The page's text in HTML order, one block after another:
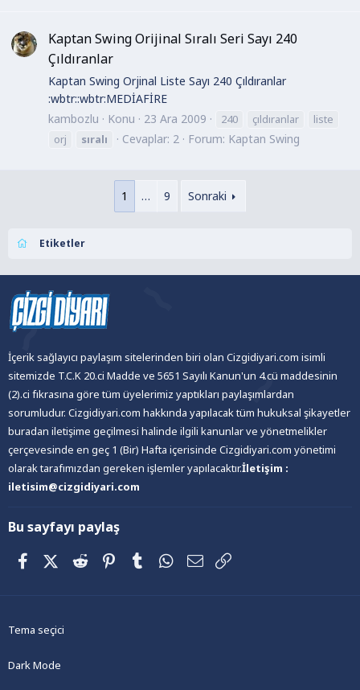
Kaptan Swing Orijinal Sıralı Seri Sayı 240
Çıldıranlar
Kaptan Swing Orjinal Liste Sayı 240 Çıldıranlar
:wbtr::wbtr:MEDİAFİRE
kambozlu
Konu 23 Ara 2009 240 çıldıranlar
liste
orj
sıralı Cevaplar: 2 Forum: Kaptan Swing
1 … 9 Sonraki
Etiketler
İçerik sağlayıcı paylaşım sitelerinden biri olan Cizgidiyari.com isimli
sitemizde T.C.K 20.ci Madde ve 5651 Sayılı Kanun'un 4.cü maddesinin
(2).ci fıkrasına göre tüm üyelerimiz yaptıkları paylaşımlardan
sorumludur. Cizgidiyari.com hakkında yapılacak tüm hukuksal şikayetler
buradan iletişime geçilmesi halinde ilgili kanunlar ve yönetmelikler
çerçevesinde en geç 1 (Bir) Hafta içerisinde Cizgidiyari.com yönetimi
olarak tarafımızdan gereken işlemler yapılacaktır.İletişim :
iletisim@cizgidiyari.com
Bu sayfayı paylaş
FacebookX (Twitter)
Reddit PinterestTumblrWhatsApp
E-posta
Tema seçici
Dark Mode